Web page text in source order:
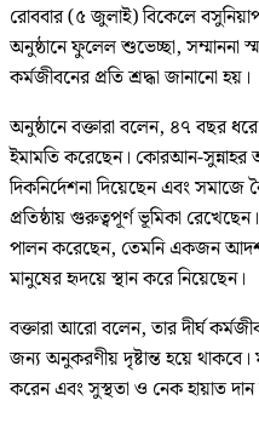
রোববার (৫ জুলাই) বিকেলে
অনুষ্ঠানে ফুলেল শুভেচ্ছা, সম্মাননা
কর্মজীবনের প্রতি শ্রদ্ধা জানানো হয়।
অনুষ্ঠানে বক্তারা বলেন, ৪৭ বছর
ইমামতি করেছেন। কোরআন-
দিকনির্দেশনা দিয়েছেন এবং
প্রতিষ্ঠায় গুরুত্বপূর্ণ ভূমিকা
পালন করেছেন, তেমনি একজন
মানুষের হৃদয়ে স্থান করে নিয়েছেন।
বক্তারা আরো বলেন, তার দীর্ঘ
জন্য অনুকরণীয় দৃষ্টান্ত হয়ে
করেন এবং সুস্থতা ও নেক হায়াত